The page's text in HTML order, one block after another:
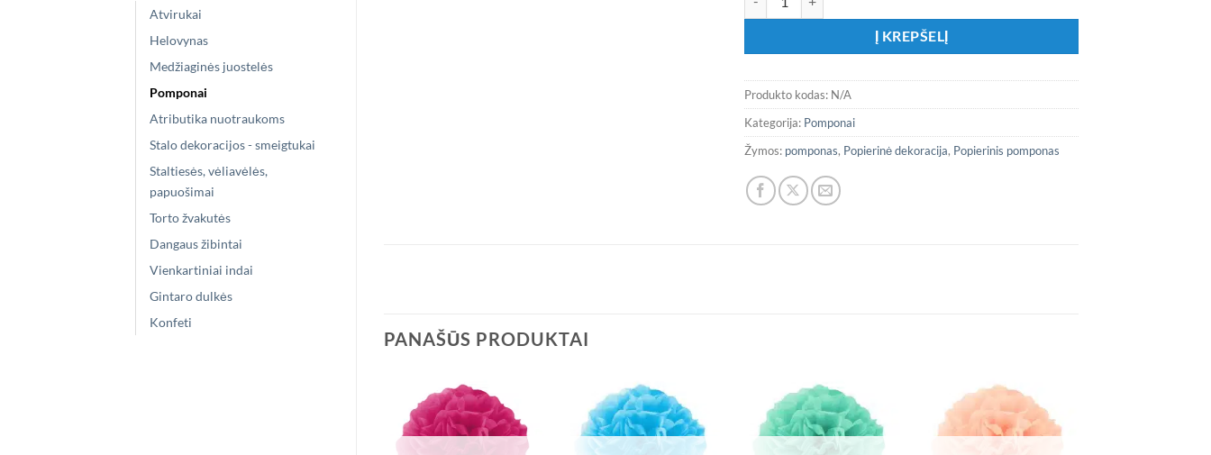
Atvirukai
Helovynas
Medžiaginės juostelės
Pomponai
Atributika nuotraukoms
Stalo dekoracijos - smeigtukai
Staltiesės, vėliavėlės,
papuošimai
Torto žvakutės
Dangaus žibintai
Vienkartiniai indai
Gintaro dulkės
Konfeti
Į KREPŠELĮ
Produkto kodas: N/A
Kategorija: Pomponai
Žymos: pomponas, Popierinė dekoracija, Popierinis pomponas
PANAŠŪS PRODUKTAI